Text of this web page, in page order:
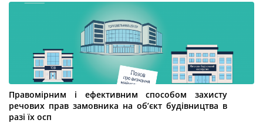
Правомірним і ефективним способом захисту
речових прав замовника на об’єкт будівництва в
разі їх осп